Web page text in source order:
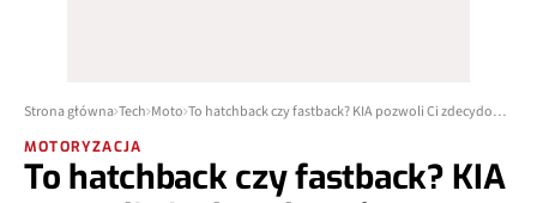
Strona główna Tech Moto To hatchback czy fastback? KIA pozwoli Ci zdecydować
MOTORYZACJA
To hatchback czy fastback? KIA